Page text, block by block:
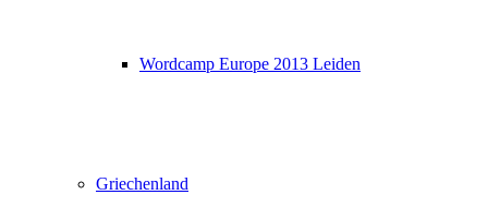
Wordcamp Europe 2013 Leiden
Griechenland